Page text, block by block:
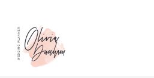
contenido